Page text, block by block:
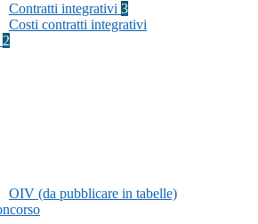
Contratti integrativi 3
Costi contratti integrativi
2
OIV (da pubblicare in tabelle)